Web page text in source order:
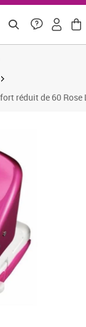
réduit de 60 Rose